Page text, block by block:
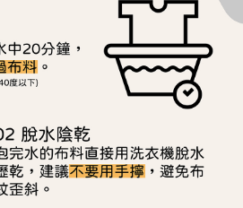
同意申辦者引起之損失，本公司不負相關責
時，將依據個別帳號之用戶狀況，依本公司即
仍有額度不足之情形，本公司將視審查結果
用他人資訊註冊。若發現惡意使用之情形，
停止該用戶之使用額度並採取法律行動。